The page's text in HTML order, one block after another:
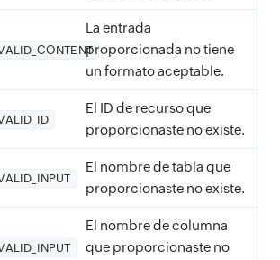
La entrada
proporcionada no tiene
un formato aceptable.
El ID de recurso que
proporcionaste no existe.
El nombre de tabla que
proporcionaste no existe.
El nombre de columna
que proporcionaste no